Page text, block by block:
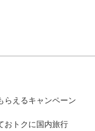
らえるキャンペーン
おトクに国内旅行